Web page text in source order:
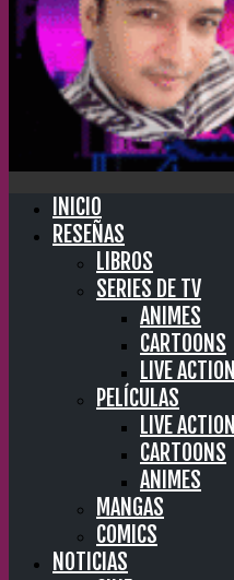
INICIO
RESEÑAS
LIBROS
SERIES DE TV
ANIMES
CARTOONS
LIVE ACTION
PELÍCULAS
LIVE ACTION
CARTOONS
ANIMES
MANGAS
COMICS
NOTICIAS